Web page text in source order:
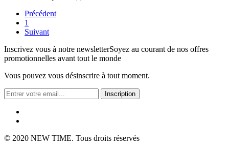
Précédent
1
Suivant
Inscrivez vous à notre newsletterSoyez au courant de nos offres
promotionnelles avant tout le monde
Vous pouvez vous désinscrire à tout moment.
Inscription
© 2020 NEW TIME. Tous droits réservés